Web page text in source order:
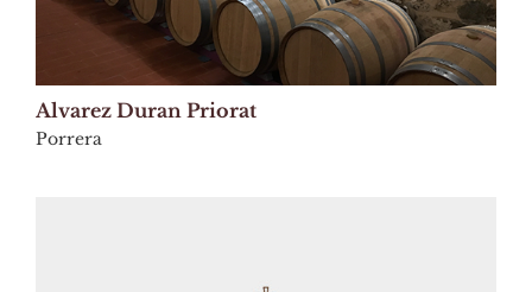
Alvarez Duran Priorat
Porrera